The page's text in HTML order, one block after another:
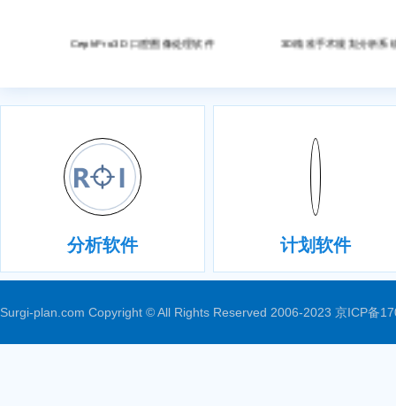
CephPro3D 口腔图像处理软件 3D精准手术规划分析系统
分析软件 计划软件
Surgi-plan.com Copyright © All Rights Reserved 2006-2023 京ICP备